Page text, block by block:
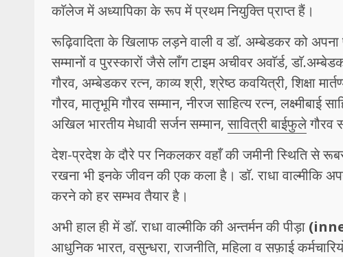
काॅलेज में अध्यापिका के रूप में प्रथम नियुक्ति प्राप्त हैं।
रूढ़िवादिता के खिलाफ लड़ने वाली व डाॅ. अम्बेडकर को अपना
सम्मानों व पुरस्कारों जैसे लाँग टाइम अचीवर अवाॅर्ड,
गौरव, अम्बेडकर रत्न, काव्य श्री, श्रेष्ठ कवयित्री, शिक्षा
गौरव, मातृभूमि गौरव सम्मान, नीरज साहित्य रत्न,
अखिल भारतीय मेधावी सर्जन सम्मान,सावित्री बाईफुलेगौरव
देश-प्रदेश के दौरे पर निकलकर वहाँ की जमीनी स्थिति से
रखना भी इनके जीवन की एक कला है। डाॅ. राधा वाल्मीकि
करने को हर सम्भव तैयार है।
अभी हाल ही में डाॅ. राधा वाल्मीकि की अन्तर्मन की पीड़ा
आधुनिक भारत, वसुन्धरा, राजनीति, महिला व सफ़ाई